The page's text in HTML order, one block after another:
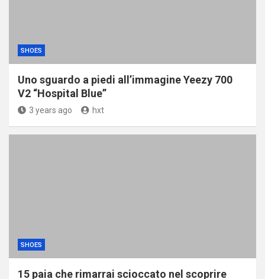
SHOES
Uno sguardo a piedi all’immagine Yeezy 700
V2 “Hospital Blue”
3 years ago hxt
SHOES
15 paia che rimarrai scioccato nel scoprire